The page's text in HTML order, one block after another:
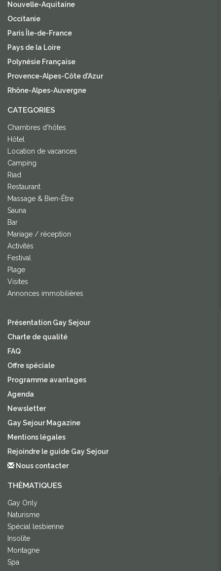
Nouvelle-Aquitaine
Occitanie
Paris Île-de-France
Pays de la Loire
Polynésie Française
Provence-Alpes-Côte d'Azur
Rhône-Alpes-Auvergne
CATEGORIES
Chambres d'hôtes
Hôtel
Location de vacances
Camping
Riad
Restaurant
Massage & Bien-Être
Sauna
Bar
Mariage / réception
Activités
Festival
Plage
Visites
Annonces immobilières
Présentation Gay Sejour
Charte de qualité
FAQ
Offre spéciale
Programme avantages
Agenda
Newsletter
Gay Sejour Magazine
Mentions légales
Rejoindre le guide Gay Sejour
Nous contacter
THÈMATIQUES
Gay Only
Naturisme
Spécial lesbienne
Insolite
Montagne
Spa